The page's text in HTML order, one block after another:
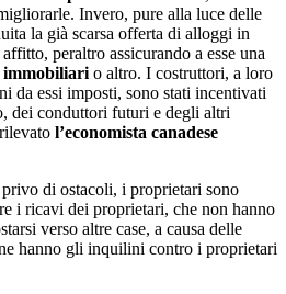
Invero, pure alla luce delle
la già scarsa offerta di alloggi in
peraltro assicurando a esse una
immobiliari o altro. I costruttori, a loro
da essi imposti, sono stati incentivati
dei conduttori futuri e degli altri
l’economista canadese
di ostacoli, i proprietari sono
i ricavi dei proprietari, che non hanno
verso altre case, a causa delle
hanno gli inquilini contro i proprietari